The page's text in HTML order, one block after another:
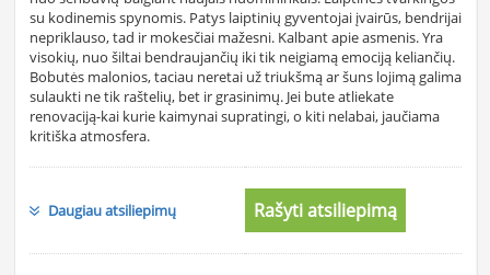
su kodinemis spynomis. Patys laiptinių gyventojai įvairūs, bendrijai
nepriklauso, tad ir mokesčiai mažesni. Kalbant apie asmenis. Yra
visokių, nuo šiltai bendraujančių iki tik neigiamą emociją keliančių.
Bobutės malonios, taciau neretai už triukšmą ar šuns lojimą galima
sulaukti ne tik raštelių, bet ir grasinimų. Jei bute atliekate
renovaciją-kai kurie kaimynai supratingi, o kiti nelabai, jaučiama
kritiška atmosfera.
Daugiau atsiliepimų Rašyti atsiliepimą